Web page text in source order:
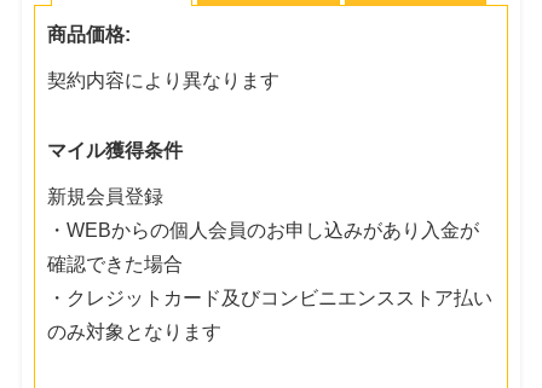
商品価格:
契約内容により異なります
マイル獲得条件
新規会員登録
・WEBからの個人会員のお申し込みがあり入金が
確認できた場合
・クレジットカード及びコンビニエンスストア払い
のみ対象となります